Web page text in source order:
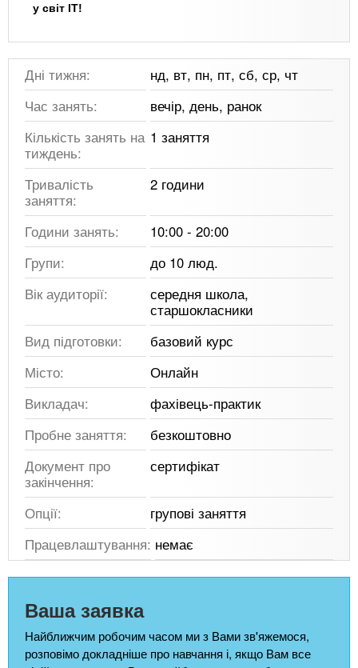
у світ IT!
Дні тижня:
нд, вт, пн, пт, сб, ср, чт
Час занять:
вечір, день, ранок
Кількість занять на
тиждень:
1 заняття
Тривалість
заняття:
2 години
Години занять:
10:00 - 20:00
Групи:
до 10 люд.
Вік аудиторії:
середня школа,
старшокласники
Вид підготовки:
базовий курс
Місто:
Онлайн
Викладач:
фахівець-практик
Пробне заняття:
безкоштовно
Документ про
закінчення:
сертифікат
Опції:
групові заняття
Працевлаштування: немає
Ваша заявка
Найближчим робочим часом ми з Вами зв'яжемося,
розповімо докладніше про навчання і, якщо Вам все